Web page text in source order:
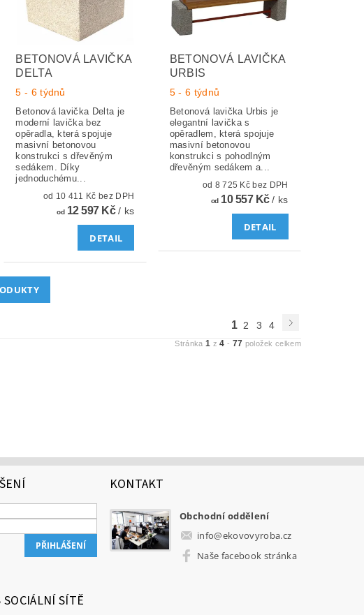
BETONOVÁ LAVIČKA
DELTA
5 - 6 týdnů
Betonová lavička Delta je
moderní lavička bez
opěradla, která spojuje
masivní betonovou
konstrukci s dřevěným
sedákem. Díky
jednoduchému...
od 10 411 Kč bez DPH
od12 597 Kč/ ks
DETAIL
BETONOVÁ LAVIČKA
URBIS
5 - 6 týdnů
Betonová lavička Urbis je
elegantní lavička s
opěradlem, která spojuje
masivní betonovou
konstrukci s pohodlným
dřevěným sedákem a...
od 8 725 Kč bez DPH
od10 557 Kč/ ks
DETAIL
1 2 3 4
Stránka1 z4 - 77 položek celkem
SÍTĚ
KONTAKT
Obchodní oddělení
info@ekovovyroba.cz
Naše facebook stránka